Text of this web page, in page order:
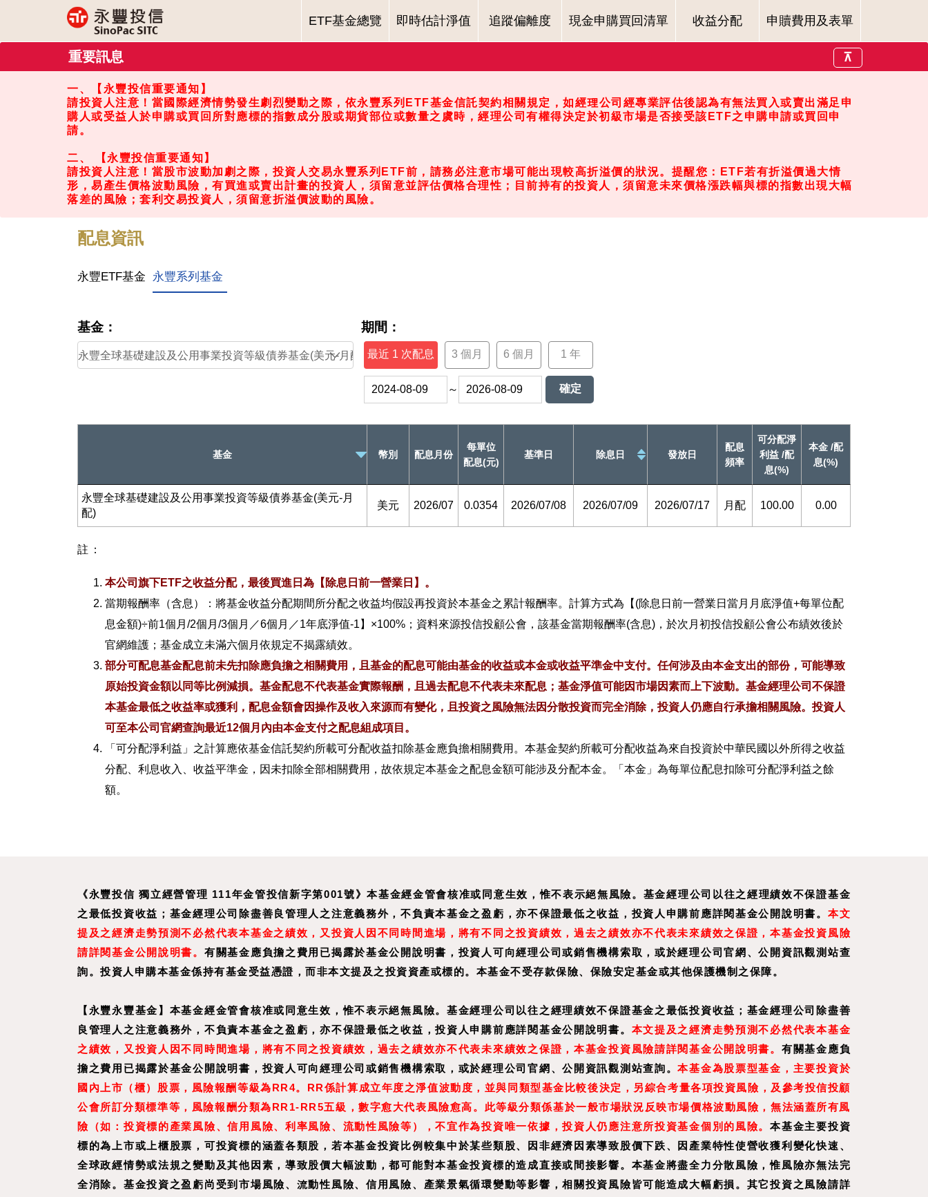
ETF基金總覽 即時估計淨值 追蹤偏離度 現金申購買回清單 收益分配 申贖費用及表單
重要訊息 ⊼
一、【永豐投信重要通知】
請投資人注意！當國際經濟情勢發生劇烈變動之際，依永豐系列ETF基金信託契約相關規定，如經理公司經專業評估後認為有無法買入或賣出滿足申
購人或受益人於申購或買回所對應標的指數成分股或期貨部位或數量之虞時，經理公司有權得決定於初級市場是否接受該ETF之申購申請或買回申
請。
二、 【永豐投信重要通知】
請投資人注意！當股市波動加劇之際，投資人交易永豐系列ETF前，請務必注意市場可能出現較高折溢價的狀況。提醒您：ETF若有折溢價過大情
形，易產生價格波動風險，有買進或賣出計畫的投資人，須留意並評估價格合理性；目前持有的投資人，須留意未來價格漲跌幅與標的指數出現大幅
落差的風險；套利交易投資人，須留意折溢價波動的風險。
配息資訊
永豐ETF基金 永豐系列基金
基金： 期間：
最近 1 次配息 3 個月 6 個月 1 年
～ 確定
基金 幣別 配息月份
每單位
配息(元)
基準日 除息日 發放日
配息
頻率
可分配淨
利益 /配
息(%)
本金 /配
息(%)
永豐全球基礎建設及公用事業投資等級債券基金(美元-月
配)
美元 2026/07 0.0354 2026/07/08 2026/07/09 2026/07/17 月配 100.00 0.00
註：
本公司旗下ETF之收益分配，最後買進日為【除息日前一營業日】。
當期報酬率（含息）：將基金收益分配期間所分配之收益均假設再投資於本基金之累計報酬率。計算方式為【(除息日前一營業日當月月底淨值+每單位配
息金額)÷前1個月/2個月/3個月／6個月／1年底淨值-1】×100%；資料來源投信投顧公會，該基金當期報酬率(含息)，於次月初投信投顧公會公布績效後於
官網維護；基金成立未滿六個月依規定不揭露績效。
部分可配息基金配息前未先扣除應負擔之相關費用，且基金的配息可能由基金的收益或本金或收益平準金中支付。任何涉及由本金支出的部份，可能導致
原始投資金額以同等比例減損。基金配息不代表基金實際報酬，且過去配息不代表未來配息；基金淨值可能因市場因素而上下波動。基金經理公司不保證
本基金最低之收益率或獲利，配息金額會因操作及收入來源而有變化，且投資之風險無法因分散投資而完全消除，投資人仍應自行承擔相關風險。投資人
可至本公司官網查詢最近12個月內由本金支付之配息組成項目。
「可分配淨利益」之計算應依基金信託契約所載可分配收益扣除基金應負擔相關費用。本基金契約所載可分配收益為來自投資於中華民國以外所得之收益
分配、利息收入、收益平準金，因未扣除全部相關費用，故依規定本基金之配息金額可能涉及分配本金。「本金」為每單位配息扣除可分配淨利益之餘
額。
《永豐投信 獨立經營管理 111年金管投信新字第001號》本基金經金管會核准或同意生效，惟不表示絕無風險。基金經理公司以往之經理績效不保證基金
之最低投資收益；基金經理公司除盡善良管理人之注意義務外，不負責本基金之盈虧，亦不保證最低之收益，投資人申購前應詳閱基金公開說明書。 本文
提及之經濟走勢預測不必然代表本基金之績效，又投資人因不同時間進場，將有不同之投資績效，過去之績效亦不代表未來績效之保證，本基金投資風險
請詳閱基金公開說明書。 有關基金應負擔之費用已揭露於基金公開說明書，投資人可向經理公司或銷售機構索取，或於經理公司官網、公開資訊觀測站查
詢。投資人申購本基金係持有基金受益憑證，而非本文提及之投資資產或標的。本基金不受存款保險、保險安定基金或其他保護機制之保障。
【永豐永豐基金】本基金經金管會核准或同意生效，惟不表示絕無風險。基金經理公司以往之經理績效不保證基金之最低投資收益；基金經理公司除盡善
良管理人之注意義務外，不負責本基金之盈虧，亦不保證最低之收益，投資人申購前應詳閱基金公開說明書。 本文提及之經濟走勢預測不必然代表本基金
之績效，又投資人因不同時間進場，將有不同之投資績效，過去之績效亦不代表未來績效之保證，本基金投資風險請詳閱基金公開說明書。 有關基金應負
擔之費用已揭露於基金公開說明書，投資人可向經理公司或銷售機構索取，或於經理公司官網、公開資訊觀測站查詢。本基金為股票型基金，主要投資於
國內上市（櫃）股票，風險報酬等級為RR4。RR係計算成立年度之淨值波動度，並與同類型基金比較後決定，另綜合考量各項投資風險，及參考投信投顧
公會所訂分類標準等，風險報酬分類為RR1-RR5五級，數字愈大代表風險愈高。此等級分類係基於一般市場狀況反映市場價格波動風險，無法涵蓋所有風
險（如：投資標的產業風險、信用風險、利率風險、流動性風險等），不宜作為投資唯一依據，投資人仍應注意所投資基金個別的風險。本基金主要投資
標的為上市或上櫃股票，可投資標的涵蓋各類股，若本基金投資比例較集中於某些類股、因非經濟因素導致股價下跌、因產業特性使營收獲利變化快速、
全球政經情勢或法規之變動及其他因素，導致股價大幅波動，都可能對本基金投資標的造成直接或間接影響。本基金將盡全力分散風險，惟風險亦無法完
全消除。基金投資之盈虧尚受到市場風險、流動性風險、信用風險、產業景氣循環變動等影響，相關投資風險皆可能造成大幅虧損。其它投資之風險請詳